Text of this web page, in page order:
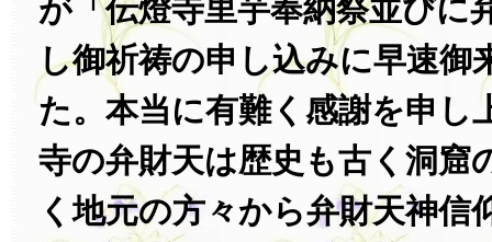
が「伝燈寺里芋奉納祭並びに
し御祈祷の申し込みに早速御
た。本当に有難く感謝を申し
寺の弁財天は歴史も古く洞窟
く地元の方々から弁財天神信